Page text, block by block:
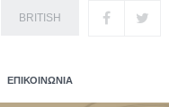
BRITISH
ΕΠΙΚΟΙΝΩΝΙΑ